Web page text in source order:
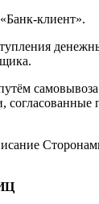
клиент».
согласованные